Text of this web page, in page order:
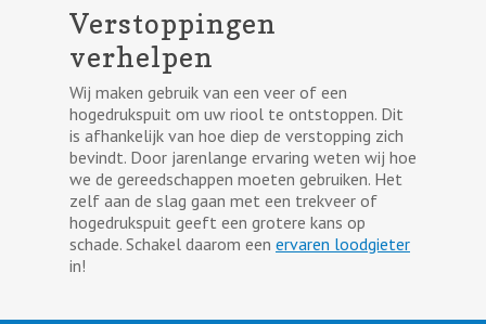
Verstoppingen
verhelpen
Wij maken gebruik van een veer of een
hogedrukspuit om uw riool te ontstoppen. Dit
is afhankelijk van hoe diep de verstopping zich
bevindt. Door jarenlange ervaring weten wij hoe
we de gereedschappen moeten gebruiken. Het
zelf aan de slag gaan met een trekveer of
hogedrukspuit geeft een grotere kans op
schade. Schakel daarom een ervaren loodgieter
in!